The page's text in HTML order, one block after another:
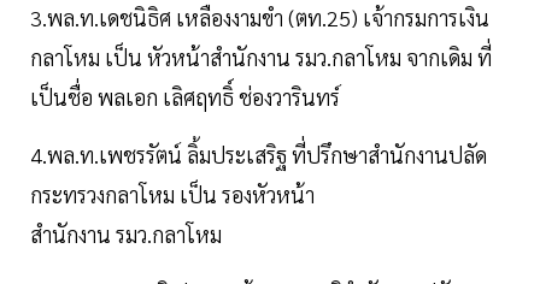
3.พล.ท.เดชนิธิศ เหลืองงามขำ (ตท.25) เจ้ากรมการเงิน
กลาโหม เป็น หัวหน้าสำนักงาน รมว.กลาโหม จากเดิม ที่
เป็นชื่อ พลเอก เลิศฤทธิ์ ช่องวารินทร์
4.พล.ท.เพชรรัตน์ ลิ้มประเสริฐ ที่ปรึกษาสำนักงานปลัด
กระทรวงกลาโหม เป็น รองหัวหน้า
สำนักงาน รมว.กลาโหม